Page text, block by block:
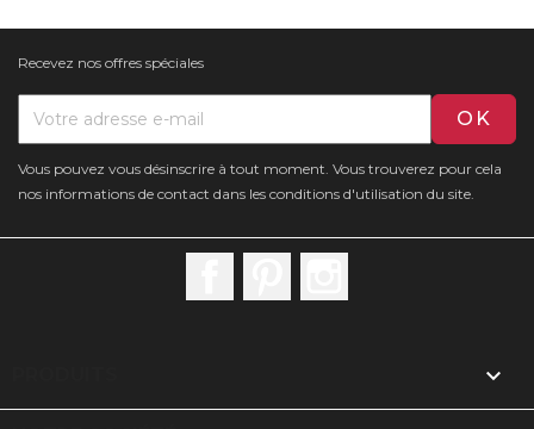
Recevez nos offres spéciales
Vous pouvez vous désinscrire à tout moment. Vous trouverez pour cela
nos informations de contact dans les conditions d'utilisation du site.
